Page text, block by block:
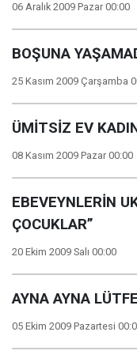
06 Aralık 2009 Pazar 00:00
BOŞUNA
25 Kasım 2009 Çarşamba
ÜMİTSİZ EV
08 Kasım 2009 Pazar 00:00
EBEVEYNLERİN
ÇOCUKLAR”
20 Ekim 2009 Salı 00:00
AYNA AYNA
05 Ekim 2009 Pazartesi